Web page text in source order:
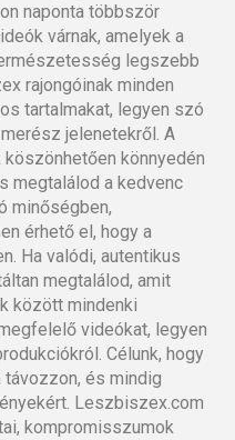
naponta többször
várnak, amelyek a
legszebb
rajongóinak minden
tartalmakat, legyen szó
jelenetekről. A
könnyedén
megtalálod a kedvenc
minőségben,
érhető el, hogy a
Ha valódi, autentikus
megtalálod, amit
között mindenki
videókat, legyen
Célunk, hogy
és mindig
Leszbiszex.com
kompromisszumok